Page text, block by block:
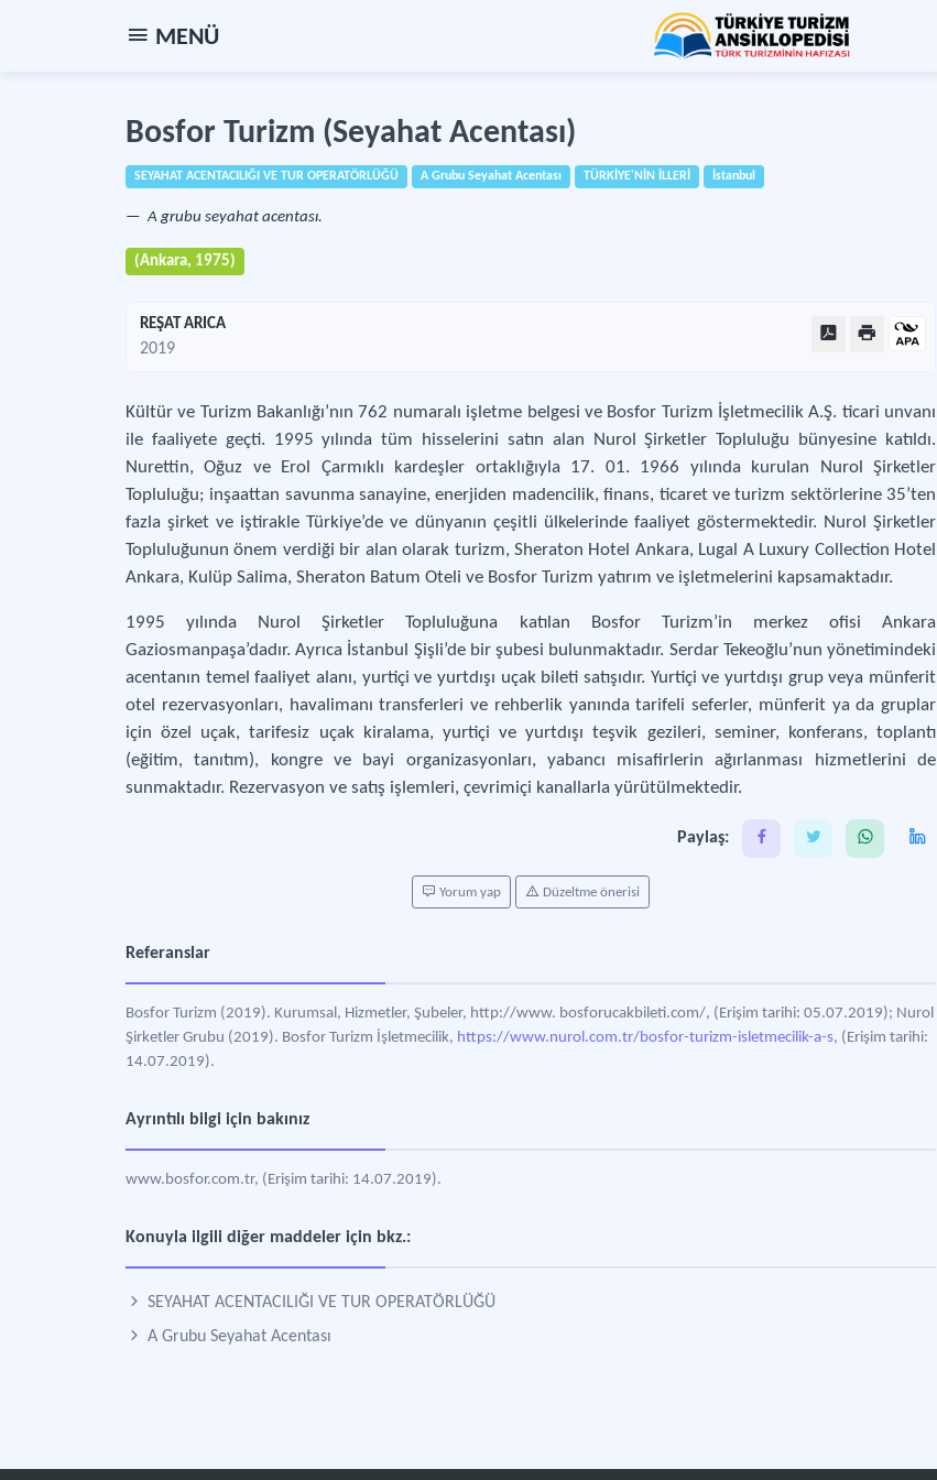
MENÜ
Bosfor Turizm (Seyahat Acentası)
SEYAHAT ACENTACILIĞI VE TUR OPERATÖRLÜĞÜ A Grubu Seyahat Acentası TÜRKİYE'NİN İLLERİ İstanbul
A grubu seyahat acentası.
(Ankara, 1975)
REŞAT ARICA
2019
Kültür ve Turizm Bakanlığı’nın 762 numaralı işletme belgesi ve Bosfor Turizm İşletmecilik A.Ş. ticari unvanı
ile faaliyete geçti. 1995 yılında tüm hisselerini satın alan Nurol Şirketler Topluluğu bünyesine katıldı.
Nurettin, Oğuz ve Erol Çarmıklı kardeşler ortaklığıyla 17. 01. 1966 yılında kurulan Nurol Şirketler
Topluluğu; inşaattan savunma sanayine, enerjiden madencilik, finans, ticaret ve turizm sektörlerine 35’ten
fazla şirket ve iştirakle Türkiye’de ve dünyanın çeşitli ülkelerinde faaliyet göstermektedir. Nurol Şirketler
Topluluğunun önem verdiği bir alan olarak turizm, Sheraton Hotel Ankara, Lugal A Luxury Collection Hotel
Ankara, Kulüp Salima, Sheraton Batum Oteli ve Bosfor Turizm yatırım ve işletmelerini kapsamaktadır.
1995 yılında Nurol Şirketler Topluluğuna katılan Bosfor Turizm’in merkez ofisi Ankara
Gaziosmanpaşa’dadır. Ayrıca İstanbul Şişli’de bir şubesi bulunmaktadır. Serdar Tekeoğlu’nun yönetimindeki
acentanın temel faaliyet alanı, yurtiçi ve yurtdışı uçak bileti satışıdır. Yurtiçi ve yurtdışı grup veya münferit
otel rezervasyonları, havalimanı transferleri ve rehberlik yanında tarifeli seferler, münferit ya da gruplar
için özel uçak, tarifesiz uçak kiralama, yurtiçi ve yurtdışı teşvik gezileri, seminer, konferans, toplantı
(eğitim, tanıtım), kongre ve bayi organizasyonları, yabancı misafirlerin ağırlanması hizmetlerini de
sunmaktadır. Rezervasyon ve satış işlemleri, çevrimiçi kanallarla yürütülmektedir.
Paylaş:
Yorum yap Düzeltme önerisi
Referanslar
Bosfor Turizm (2019). Kurumsal, Hizmetler, Şubeler, http://www. bosforucakbileti.com/, (Erişim tarihi: 05.07.2019); Nurol
Şirketler Grubu (2019). Bosfor Turizm İşletmecilik, https://www.nurol.com.tr/bosfor-turizm-isletmecilik-a-s, (Erişim tarihi:
14.07.2019).
Ayrıntılı bilgi için bakınız
www.bosfor.com.tr, (Erişim tarihi: 14.07.2019).
Konuyla ilgili diğer maddeler için bkz.:
SEYAHAT ACENTACILIĞI VE TUR OPERATÖRLÜĞÜ
A Grubu Seyahat Acentası